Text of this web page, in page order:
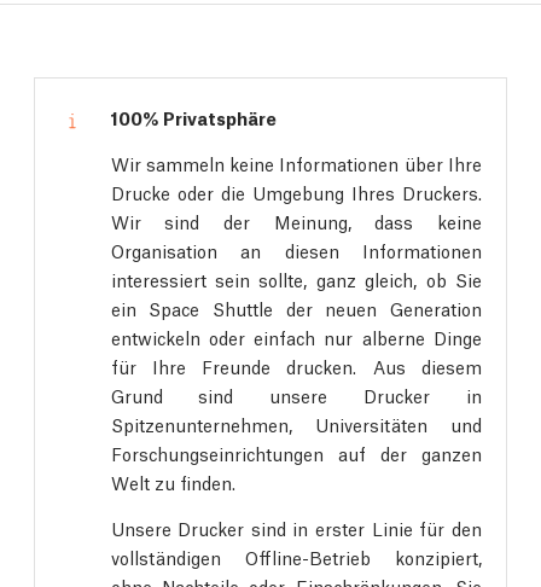
100% Privatsphäre
Wir sammeln keine Informationen über Ihre
Drucke oder die Umgebung Ihres Druckers.
Wir sind der Meinung, dass keine
Organisation an diesen Informationen
interessiert sein sollte, ganz gleich, ob Sie
ein Space Shuttle der neuen Generation
entwickeln oder einfach nur alberne Dinge
für Ihre Freunde drucken. Aus diesem
Grund sind unsere Drucker in
Spitzenunternehmen, Universitäten und
Forschungseinrichtungen auf der ganzen
Welt zu finden.
Unsere Drucker sind in erster Linie für den
vollständigen Offline-Betrieb konzipiert,